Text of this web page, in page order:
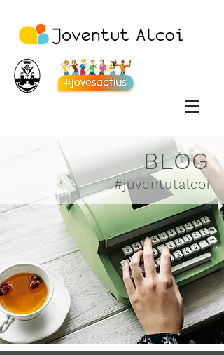
BLOG
#juventutalcoi